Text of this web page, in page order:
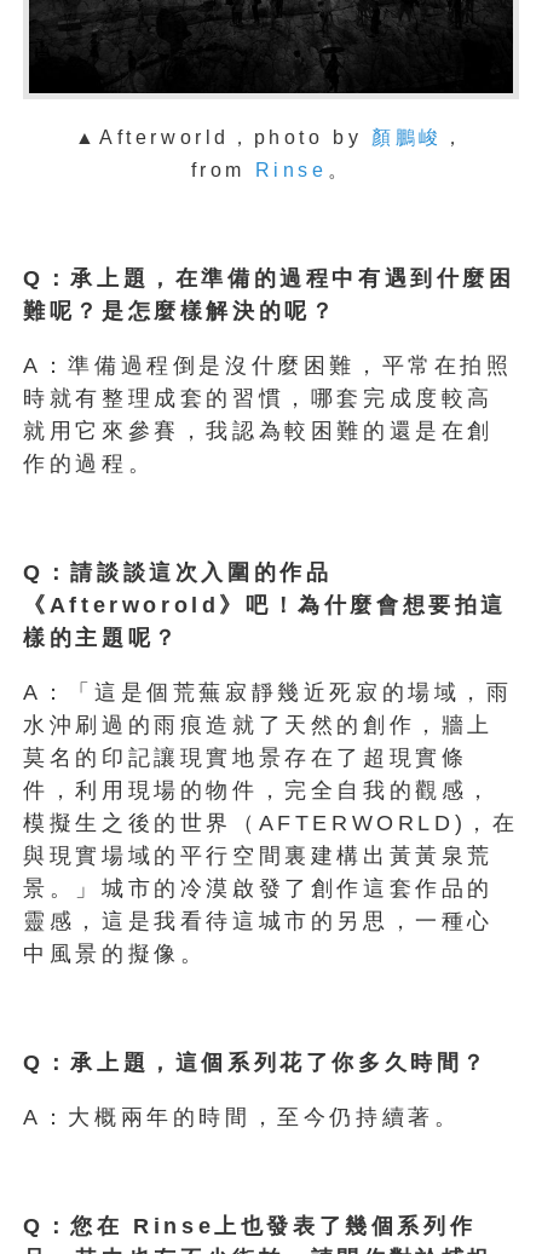
▲Afterworld，photo by 顏鵬峻
，
from
Rinse 。
Q：承上題，在準備的過程中有遇到什麼困
難呢？是怎麼樣解決的呢？
A：準備過程倒是沒什麼困難，平常在拍照
時就有整理成套的習慣，哪套完成度較高
就用它來參賽，我認為較困難的還是在創
作的過程。
Q：請談談這次入圍的作品
《Afterworold》吧！為什麼會想要拍這
樣的主題呢？
A：「這是個荒蕪寂靜幾近死寂的場域，雨
水沖刷過的雨痕造就了天然的創作，牆上
莫名的印記讓現實地景存在了超現實條
件，利用現場的物件，完全自我的觀感，
模擬生之後的世界（AFTERWORLD)，在
與現實場域的平行空間裏建構出⿈黃泉荒
景。」城市的冷漠啟發了創作這套作品的
靈感，這是我看待這城市的另思，一種心
中風景的擬像。
Q：承上題，這個系列花了你多久時間？
A：大概兩年的時間，至今仍持續著。
Q：您在 Rinse上也發表了幾個系列作